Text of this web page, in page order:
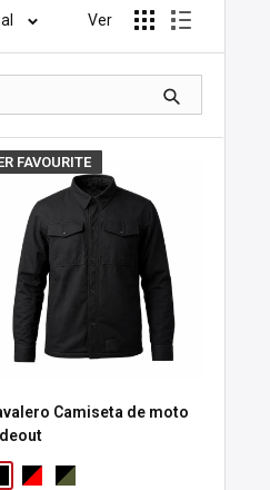
Ver
FAVOURITE
Camiseta de moto